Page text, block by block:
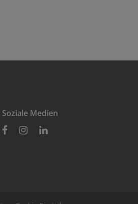
Soziale Medien
FacebookInstagramLinkedIn